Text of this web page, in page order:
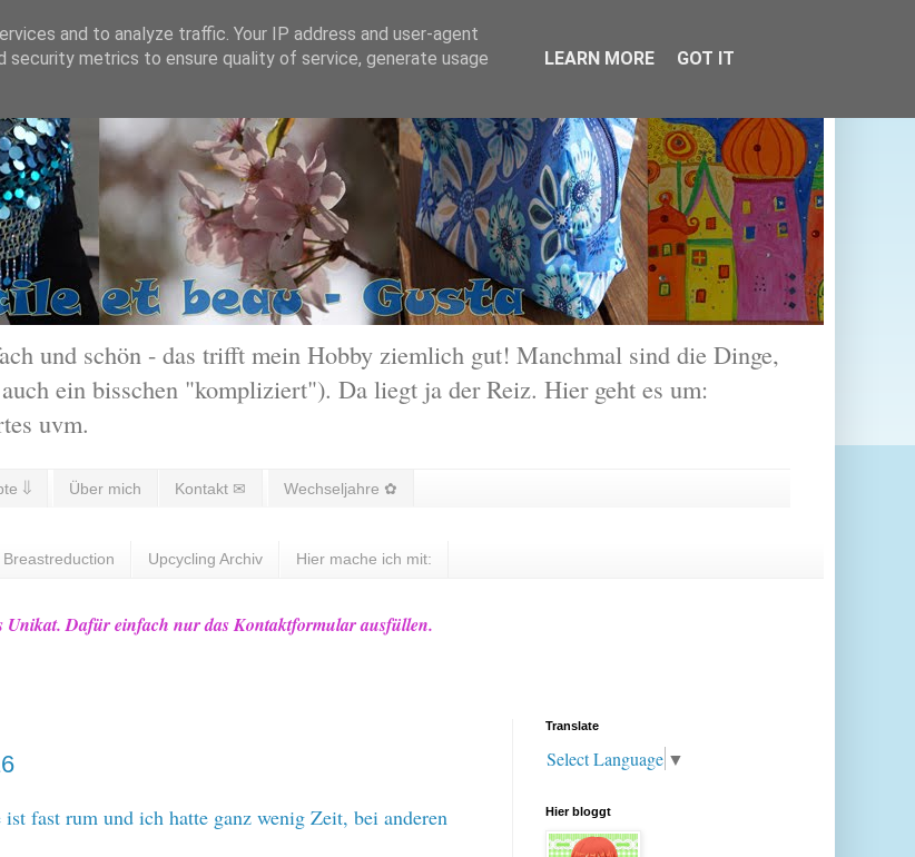
und schön - das trifft mein Hobby ziemlich gut! Manchmal sind die Dinge,
ein bisschen "kompliziert"). Da liegt ja der Reiz. Hier geht es um:
uvm.
⇓ Über mich Kontakt ✉ Wechseljahre ✿
Breastreduction Upcycling Archiv Hier mache ich mit:
Unikat. Dafür einfach nur das Kontaktformular ausfüllen.
ist fast rum und ich hatte ganz wenig Zeit, bei anderen
Translate
Select Language ▼
Hier bloggt
and to analyze traffic. Your IP address and user-agent
security metrics to ensure quality of service, generate usage
LEARN MORE GOT IT